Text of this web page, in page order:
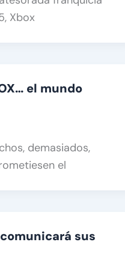
Xbox
el mundo
demasiados,
el
sus